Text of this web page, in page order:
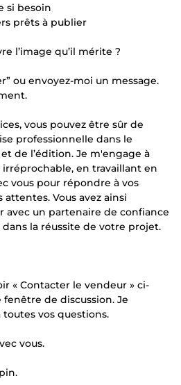
si besoin
prêts à publier
l’image qu’il mérite ?
ou envoyez-moi un message.
vous pouvez être sûr de
professionnelle dans le
de l’édition. Je m'engage à
en travaillant en
vous pour répondre à vos
attentes. Vous avez ainsi
avec un partenaire de confiance
la réussite de votre projet.
« Contacter le vendeur » ci-
de discussion. Je
vos questions.
vous.